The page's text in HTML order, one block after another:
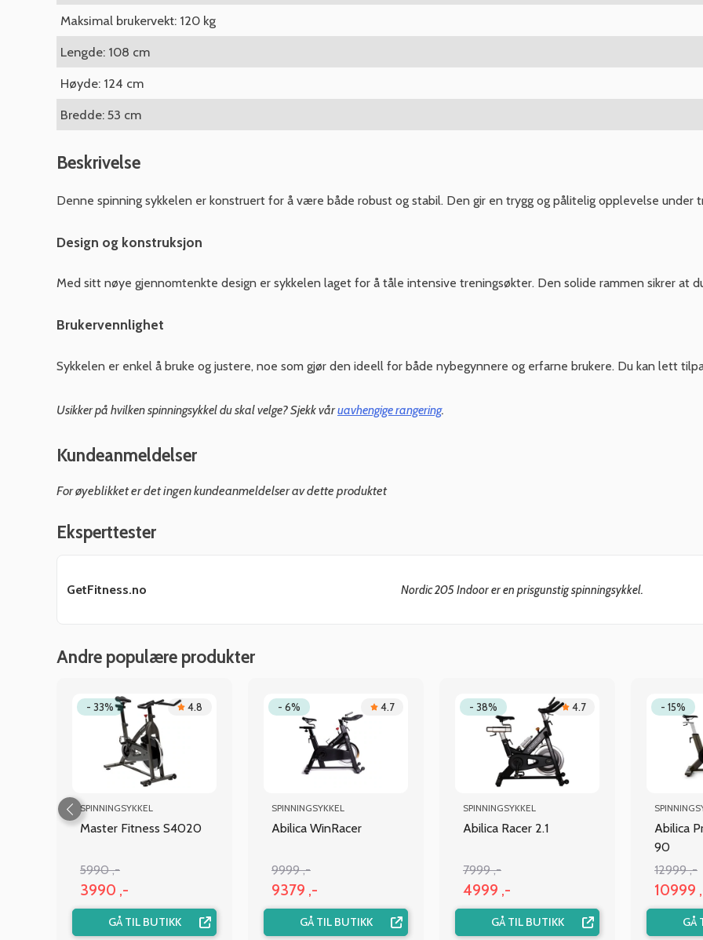
Maksimal brukervekt: 120 kg
Lengde: 108 cm
Høyde: 124 cm
Bredde: 53 cm
Beskrivelse
Denne spinning sykkelen er konstruert for å være både robust og stabil. Den gir en trygg og pålitelig opplevelse under
Design og konstruksjon
Med sitt nøye gjennomtenkte design er sykkelen laget for å tåle intensive treningsøkter. Den solide rammen sikrer at
Brukervennlighet
Sykkelen er enkel å bruke og justere, noe som gjør den ideell for både nybegynnere og erfarne brukere. Du kan lett
Usikker på hvilken spinningsykkel du skal velge? Sjekk våruavhengige rangering.
Kundeanmeldelser
For øyeblikket er det ingen kundeanmeldelser av dette produktet
Eksperttester
GetFitness.no Nordic 205 Indoor er en prisgunstig spinningsykkel.
Andre populære produkter
- 33% 4.8
SPINNINGSYKKEL
Master Fitness S4020
5990 ,-
3990 ,-
GÅ TIL BUTIKK
- 6% 4.7
SPINNINGSYKKEL
Abilica WinRacer
9999 ,-
9379 ,-
GÅ TIL BUTIKK
- 38% 4.7
SPINNINGSYKKEL
Abilica Racer 2.1
7999 ,-
4999 ,-
GÅ TIL BUTIKK
- 15%
Abilica
90
12999 ,-
10999
GÅ